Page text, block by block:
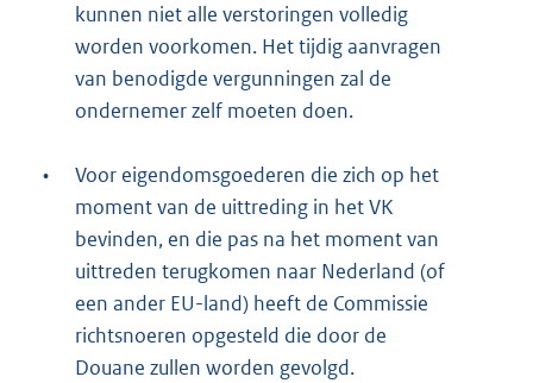
kunnen niet alle verstoringen volledig
worden voorkomen. Het tijdig aanvragen
van benodigde vergunningen zal de
ondernemer zelf moeten doen.
•
Voor eigendomsgoederen die zich op het
moment van de uittreding in het VK
bevinden, en die pas na het moment van
uittreden terugkomen naar Nederland (of
een ander EU-land) heeft de Commissie
richtsnoeren opgesteld die door de
Douane zullen worden gevolgd.